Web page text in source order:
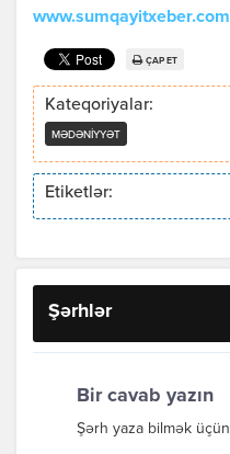
www.sumqayitxeber.com
ÇAP ET
Kateqoriyalar:
MƏDƏNIYYƏT
Etiketlər:
Şərhlər
Bir cavab yazın
Şərh yaza bilmək üçün